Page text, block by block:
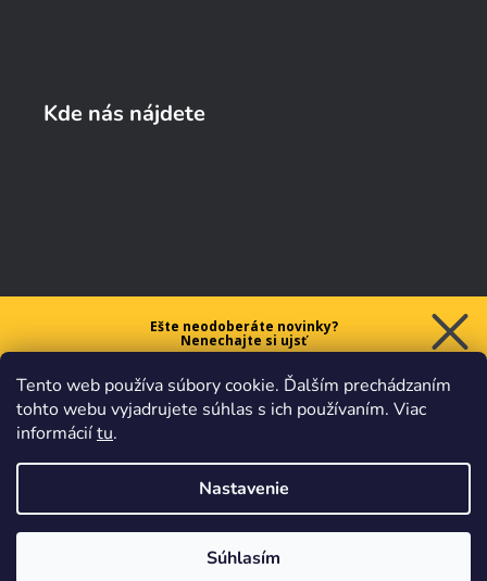
Tento web používa súbory cookie. Ďalším prechádzaním
tohto webu vyjadrujete súhlas s ich používaním. Viac
informáciítu.
Nastavenie
Súhlasím
Kde nás nájdete
Ešte neodoberáte novinky?
Nenechajte si ujsť
na prvý nákup nad 40 €.
Chcem zľavu
obchodnými podmienkami.